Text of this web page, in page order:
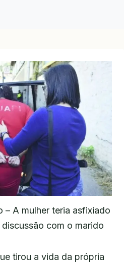
– A mulher teria asfixiado
com o marido
tirou a vida da própria